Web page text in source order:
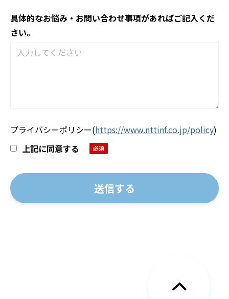
具体的なお悩み・お問い合わせ事項があればご記入くだ
さい。
プライバシーポリシー(https://www.nttinf.co.jp/policy)
上記に同意する